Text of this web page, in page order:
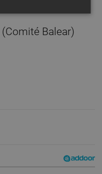
Eyong.
Balear)